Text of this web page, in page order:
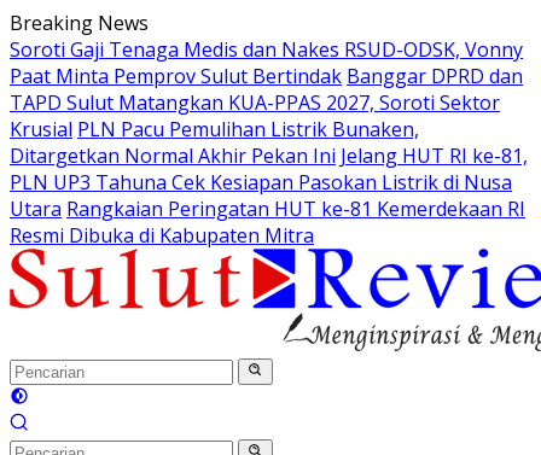
Langsung
ke
konten
Breaking News
Soroti Gaji Tenaga Medis dan Nakes RSUD-ODSK, Vonny
Paat Minta Pemprov Sulut Bertindak Banggar DPRD dan
TAPD Sulut Matangkan KUA-PPAS 2027, Soroti Sektor
Krusial PLN Pacu Pemulihan Listrik Bunaken,
Ditargetkan Normal Akhir Pekan Ini Jelang HUT RI ke-81,
PLN UP3 Tahuna Cek Kesiapan Pasokan Listrik di Nusa
Utara Rangkaian Peringatan HUT ke-81 Kemerdekaan RI
Resmi Dibuka di Kabupaten Mitra